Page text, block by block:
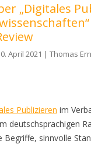
„Digitales
April 2021 | Thomas
Publizieren im
deutschsprachigen
Begriffe, sinnvolle